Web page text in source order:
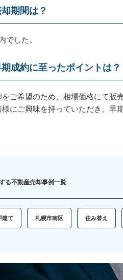
期間は？
でした。
成約に至ったポイントは？
ご希望のため、相場価格にて販
にご興味を持っていただき、早
る不動産売却事例一覧
建て 札幌市南区 住み替え